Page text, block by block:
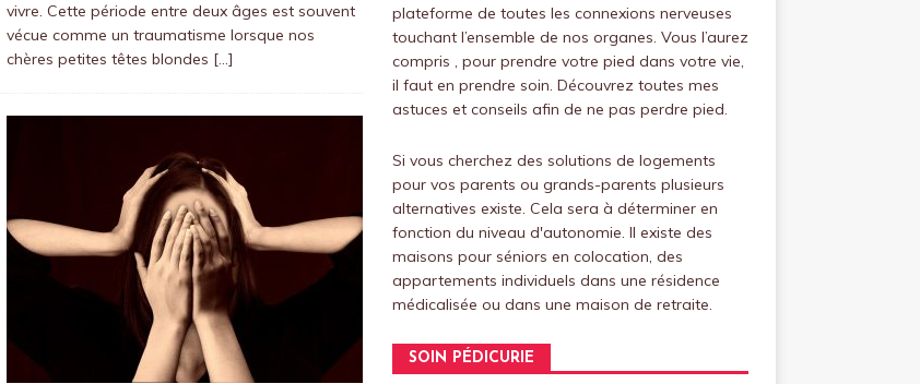
vivre. Cette période entre deux âges est souvent
vécue comme un traumatisme lorsque nos
chères petites têtes blondes […]
plateforme de toutes les connexions nerveuses
touchant l’ensemble de nos organes. Vous l’aurez
compris , pour prendre votre pied dans votre vie,
il faut en prendre soin. Découvrez toutes mes
astuces et conseils afin de ne pas perdre pied.
Si vous cherchez des solutions de logements
pour vos parents ou grands-parents plusieurs
alternatives existe. Cela sera à déterminer en
fonction du niveau d'autonomie. Il existe des
maisons pour séniors en colocation, des
appartements individuels dans une résidence
médicalisée ou dans une maison de retraite.
SOIN PÉDICURIE